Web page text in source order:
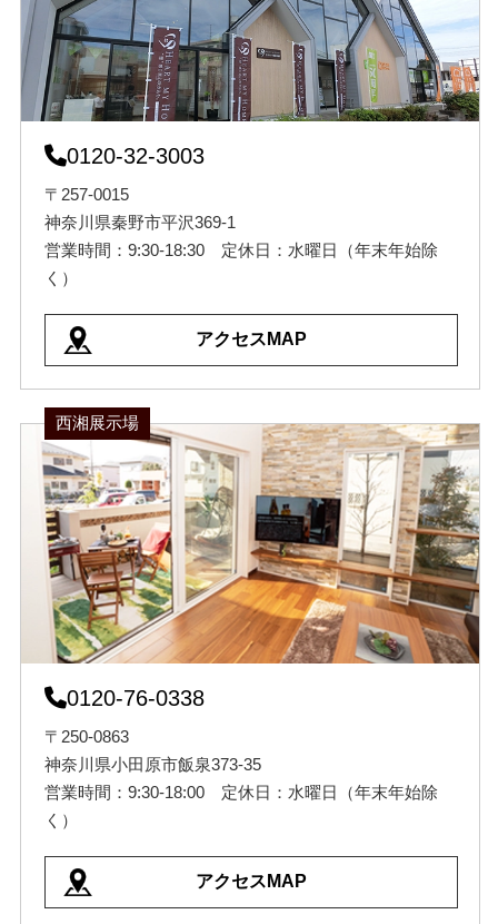
0120-32-3003
〒257-0015
神奈川県秦野市平沢369-1
営業時間：9:30-18:30 定休日：水曜日（年末年始除
く）
アクセスMAP
西湘展示場
0120-76-0338
〒250-0863
神奈川県小田原市飯泉373-35
営業時間：9:30-18:00 定休日：水曜日（年末年始除
く）
アクセスMAP